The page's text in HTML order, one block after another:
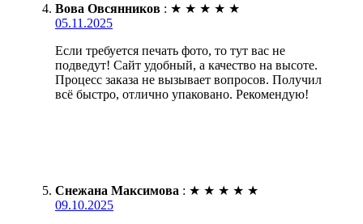
Вова Овсянников : ★ ★ ★ ★ ★
05.11.2025
Если требуется печать фото, то тут вас не
подведут! Сайт удобный, а качество на высоте.
Процесс заказа не вызывает вопросов. Получил
всё быстро, отлично упаковано. Рекомендую!
Снежана Максимова : ★ ★ ★ ★ ★
09.10.2025